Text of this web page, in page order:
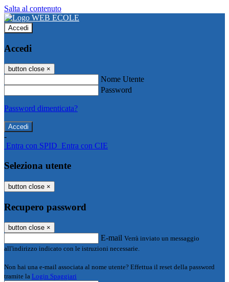
Salta al contenuto
Accedi
Accedi
button close ×
Nome Utente
Password
Password dimenticata?
-
Entra con SPID Entra con CIE
Seleziona utente
button close ×
Recupero password
button close ×
E-mail Verrà inviato un messaggio
all'indirizzo indicato con le istruzioni necessarie.
Non hai una e-mail associata al nome utente? Effettua il reset della password
tramite la Login Spaggiari